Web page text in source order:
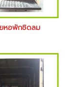
หอพักชิดลม